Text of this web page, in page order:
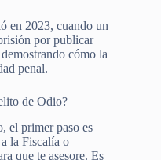
en 2023, cuando un
por publicar
cómo la
penal.
de Odio?
el primer paso es
la Fiscalía o
que te asesore. Es